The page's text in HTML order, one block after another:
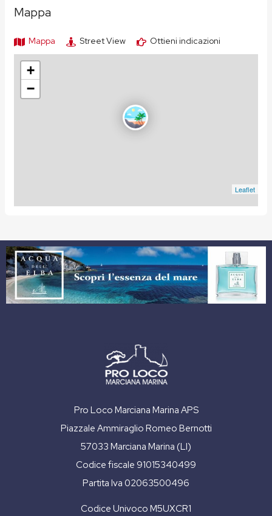
Mappa
Mappa Street View Ottieni indicazioni
+
−
Leaflet
Pro Loco Marciana Marina APS
Piazzale Ammiraglio Romeo Bernotti
57033 Marciana Marina (LI)
Codice fiscale 91015340499
Partita Iva 02063500496
Codice Univoco M5UXCR1